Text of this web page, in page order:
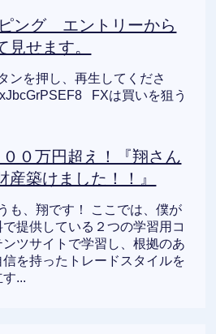
ング エントリーから
見せます。
ンを押し、再生してくださ
FXは買いを狙う
０万円超え！『翔さん
産築けました！！』
も、翔です！ ここでは、僕が
で提供している２つの学習用コ
ンツサイトで学習し、根拠のあ
信を持ったトレードスタイルを
...